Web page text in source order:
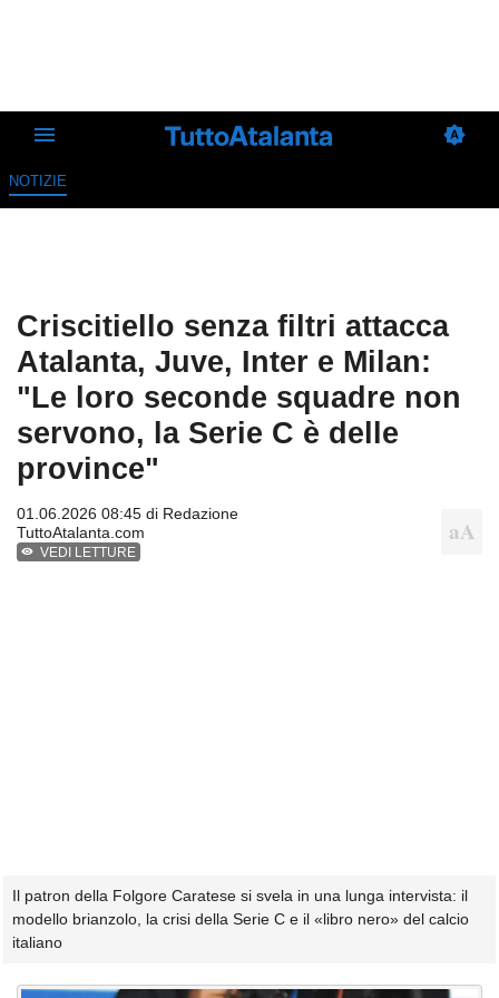
NOTIZIE
Criscitiello senza filtri attacca
Atalanta, Juve, Inter e Milan:
"Le loro seconde squadre non
servono, la Serie C è delle
province"
01.06.2026 08:45 di Redazione
TuttoAtalanta.com
VEDI LETTURE
Il patron della Folgore Caratese si svela in una lunga intervista: il
modello brianzolo, la crisi della Serie C e il «libro nero» del calcio
italiano